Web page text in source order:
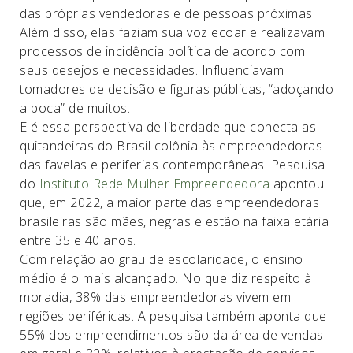
das próprias vendedoras e de pessoas próximas.
Além disso, elas faziam sua voz ecoar e realizavam
processos de incidência política de acordo com
seus desejos e necessidades. Influenciavam
tomadores de decisão e figuras públicas, “adoçando
a boca” de muitos.
E é essa perspectiva de liberdade que conecta as
quitandeiras do Brasil colônia às empreendedoras
das favelas e periferias contemporâneas. Pesquisa
do Instituto Rede Mulher Empreendedora apontou
que, em 2022, a maior parte das empreendedoras
brasileiras são mães, negras e estão na faixa etária
entre 35 e 40 anos.
Com relação ao grau de escolaridade, o ensino
médio é o mais alcançado. No que diz respeito à
moradia, 38% das empreendedoras vivem em
regiões periféricas. A pesquisa também aponta que
55% dos empreendimentos são da área de vendas